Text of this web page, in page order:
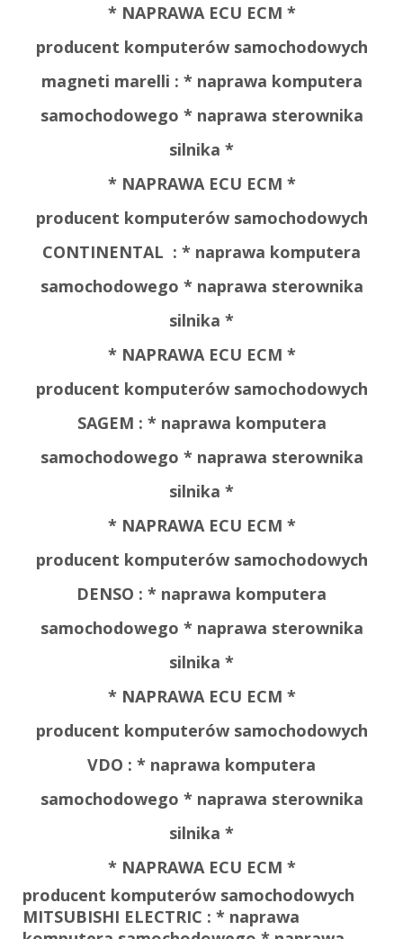
* NAPRAWA ECU ECM *
producent komputerów samochodowych
magneti marelli : * naprawa komputera
samochodowego * naprawa sterownika
silnika *
* NAPRAWA ECU ECM *
producent komputerów samochodowych
CONTINENTAL : * naprawa komputera
samochodowego * naprawa sterownika
silnika *
* NAPRAWA ECU ECM *
producent komputerów samochodowych
SAGEM : * naprawa komputera
samochodowego * naprawa sterownika
silnika *
* NAPRAWA ECU ECM *
producent komputerów samochodowych
DENSO : * naprawa komputera
samochodowego * naprawa sterownika
silnika *
* NAPRAWA ECU ECM *
producent komputerów samochodowych
VDO : * naprawa komputera
samochodowego * naprawa sterownika
silnika *
* NAPRAWA ECU ECM *
producent komputerów samochodowych
MITSUBISHI ELECTRIC : * naprawa